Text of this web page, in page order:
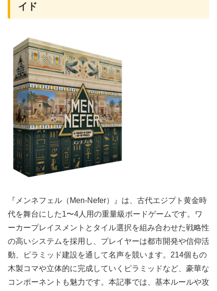
イド
『メンネフェル（Men-Nefer）』は、古代エジプト黄金時
代を舞台にした1〜4人用の重量級ボードゲームです。ワ
ーカープレイスメントとタイル選択を組み合わせた戦略性
の高いシステムを採用し、プレイヤーは都市開発や信仰活
動、ピラミッド建設を通して名声を競います。214個もの
木製コマや立体的に完成していくピラミッドなど、豪華な
コンポーネントも魅力です。本記事では、基本ルールや攻